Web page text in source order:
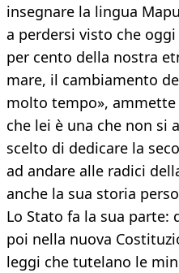
insegnare la lingua
a perdersi visto che
per cento della nostra
mare, il cambiamento
molto tempo», ammette
che lei è una che non si
scelto di dedicare la
ad andare alle radici
anche la sua storia
Lo Stato fa la sua parte:
poi nella nuova
leggi che tutelano le